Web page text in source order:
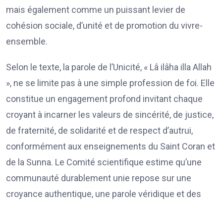
mais également comme un puissant levier de
cohésion sociale, d’unité et de promotion du vivre-
ensemble.
Selon le texte, la parole de l’Unicité, « Lâ ilâha illa Allah
», ne se limite pas à une simple profession de foi. Elle
constitue un engagement profond invitant chaque
croyant à incarner les valeurs de sincérité, de justice,
de fraternité, de solidarité et de respect d’autrui,
conformément aux enseignements du Saint Coran et
de la Sunna. Le Comité scientifique estime qu’une
communauté durablement unie repose sur une
croyance authentique, une parole véridique et des